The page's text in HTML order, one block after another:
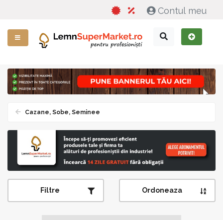
Contul meu
Cazane, Sobe, Seminee
Filtre Ordoneaza